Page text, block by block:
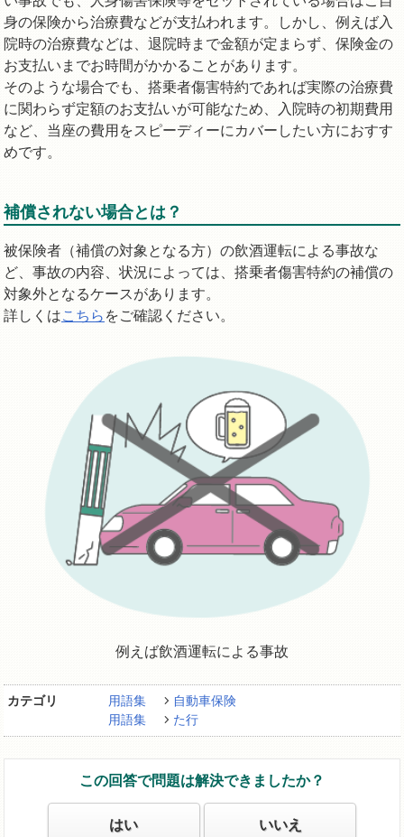
身の保険から治療費などが支払われます。しかし、例えば入
院時の治療費などは、退院時まで金額が定まらず、保険金の
お支払いまでお時間がかかることがあります。
そのような場合でも、搭乗者傷害特約であれば実際の治療費
に関わらず定額のお支払いが可能なため、入院時の初期費用
など、当座の費用をスピーディーにカバーしたい方におすす
めです。
補償されない場合とは？
被保険者（補償の対象となる方）の飲酒運転による事故な
ど、事故の内容、状況によっては、搭乗者傷害特約の補償の
対象外となるケースがあります。
詳しくはこちら をご確認ください。
例えば飲酒運転による事故
カテゴリ 用語集
自動車保険
用語集
た行
この回答で問題は解決できましたか？
はい いいえ